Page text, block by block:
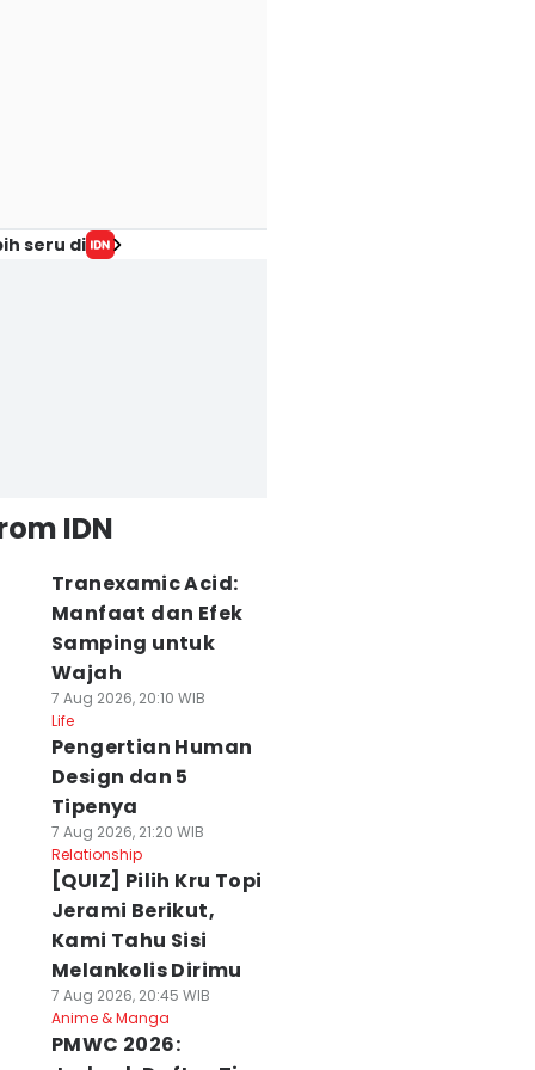
seru di
IDN
Tranexamic Acid:
Manfaat dan Efek
Samping untuk
Wajah
7 Aug 2026, 20:10 WIB
Life
Pengertian Human
Design dan 5
Tipenya
7 Aug 2026, 21:20 WIB
Relationship
[QUIZ] Pilih Kru Topi
Jerami Berikut,
Kami Tahu Sisi
Melankolis Dirimu
7 Aug 2026, 20:45 WIB
Anime & Manga
PMWC 2026: